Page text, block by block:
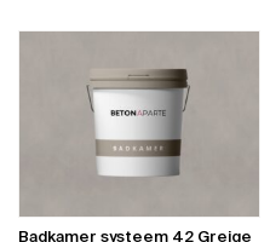
Badkamer systeem 42 Greige